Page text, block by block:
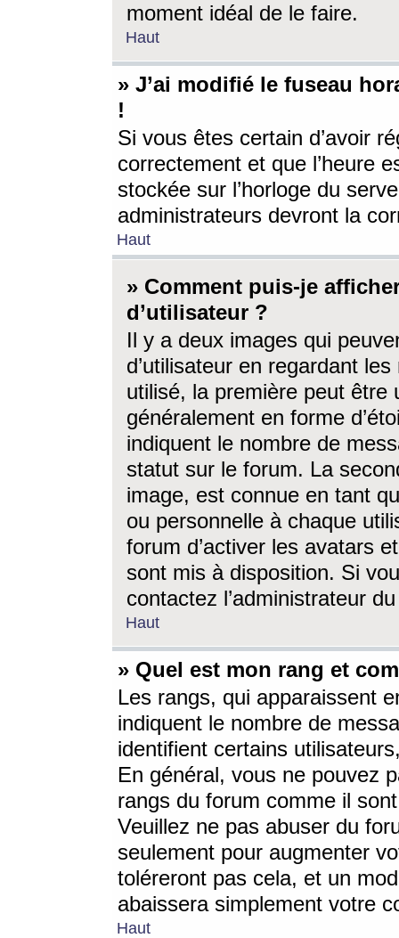
moment idéal de le faire.
Haut
» J’ai modifié le fuseau
!
Si vous êtes certain d’avoir
correctement et que l’heure
stockée sur l’horloge du
administrateurs devront la
Haut
» Comment puis-je
d’utilisateur ?
Il y a deux images qui
d’utilisateur en regardant
utilisé, la première peut être
généralement en forme
indiquent le nombre de
statut sur le forum. La
image, est connue en tant
ou personnelle à chaque
forum d’activer les avatars
sont mis à disposition. Si
contactez l’administrateur
Haut
» Quel est mon rang et
Les rangs, qui apparaissent
indiquent le nombre de
identifient certains
En général, vous ne pouvez
rangs du forum comme il
Veuillez ne pas abuser du
seulement pour augmenter
toléreront pas cela, et un
abaissera simplement votre
Haut